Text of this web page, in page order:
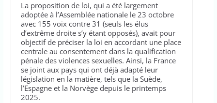
La proposition de loi, qui a été largement
adoptée à l’Assemblée nationale le 23 octobre
avec 155 voix contre 31 (seuls les élus
d’extrême droite s’y étant opposés), avait pour
objectif de préciser la loi en accordant une place
centrale au consentement dans la qualification
pénale des violences sexuelles. Ainsi, la France
se joint aux pays qui ont déjà adapté leur
législation en la matière, tels que la Suède,
l’Espagne et la Norvège depuis le printemps
2025.